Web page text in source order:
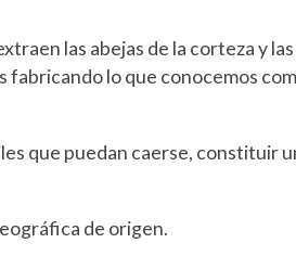
las abejas de la corteza y las
fabricando lo que conocemos
que puedan caerse, constituir
de origen.